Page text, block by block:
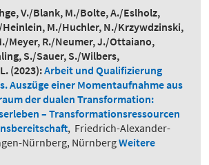
V./Blank, M./Bolte, A./Eslholz,
M./Huchler, N./Krzywdzinski,
Meyer, R./Neumer, J./Ottaiano,
S./Sauer, S./Wilbers,
(2023):Arbeit und Qualifizierung
Auszüge einer Momentaufnahme aus
der dualen Transformation:
– Transformationsressourcen
, Friedrich-Alexander-
Nürnberg, NürnbergWeitere